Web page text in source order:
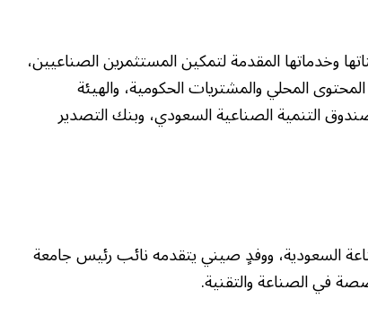
المقدمة لتمكين المستثمرين الصناعيين،
المحلي والمشتريات الحكومية، والهيئة
التنمية الصناعية السعودي، وبنك التصدير
السعودية، ووفدٍ صيني يتقدمه نائب رئيس جامعة